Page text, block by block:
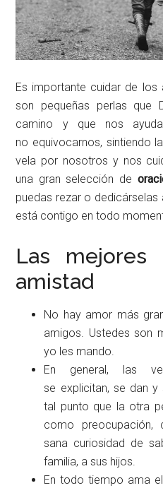
Es importante cuidar de los
son pequeñas perlas
camino y que nos
no equivocarnos, sintiendo
vela por nosotros y nos
una gran selección de
puedas rezar o
está contigo en todo
Las mejores
amistad
No hay amor más
amigos. Ustedes son
yo les mando.
En general, las
se explicitan, se dan
tal punto que la otra
como preocupación,
sana curiosidad de
familia, a sus hijos.
En todo tiempo ama